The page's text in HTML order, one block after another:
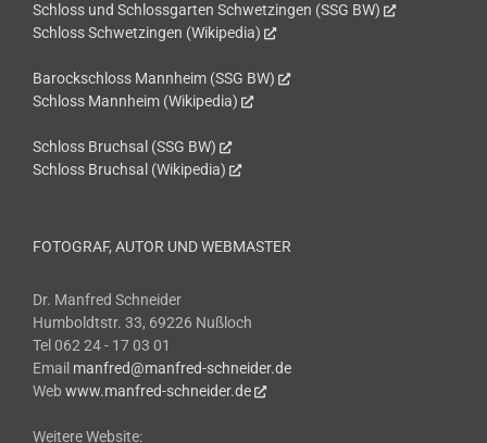
Schloss und Schlossgarten Schwetzingen (SSG BW)
Schloss Schwetzingen (Wikipedia)
Barockschloss Mannheim (SSG BW)
Schloss Mannheim (Wikipedia)
Schloss Bruchsal (SSG BW)
Schloss Bruchsal (Wikipedia)
FOTOGRAF, AUTOR UND WEBMASTER
Dr. Manfred Schneider
Humboldtstr. 33, 69226 Nußloch
Tel 062 24 - 17 03 01
Email manfred@manfred-schneider.de
Web www.manfred-schneider.de
Weitere Website: